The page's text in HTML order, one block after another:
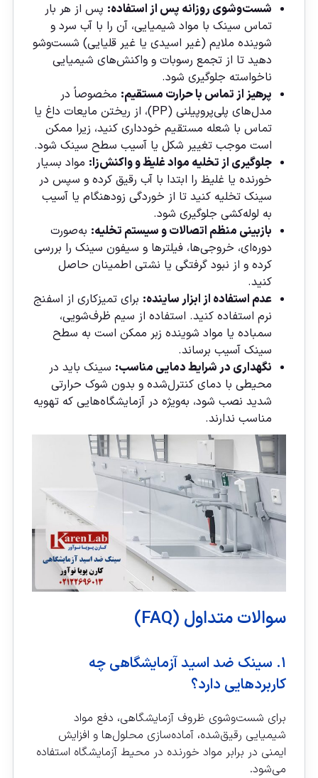
شست‌وشوی روزانه پس از استفاده: پس از هر بار
تماس سینک با مواد شیمیایی، آن را با آب سرد و
شوینده ملایم (غیر اسیدی یا غیر قلیایی) شست‌وشو
دهید تا از تجمع رسوبات و واکنش‌های شیمیایی
ناخواسته جلوگیری شود.
پرهیز از تماس با حرارت مستقیم: مخصوصاً در
مدل‌های پلی‌پروپیلنی (PP)، از ریختن مایعات داغ یا
تماس با شعله مستقیم خودداری کنید، زیرا ممکن
است موجب تغییر شکل یا آسیب سطح سینک شود.
جلوگیری از تخلیه مواد غلیظ و واکنش‌زا: مواد بسیار
خورنده یا غلیظ را ابتدا با آب رقیق کرده و سپس در
سینک تخلیه کنید تا از خوردگی زودهنگام یا آسیب
به لوله‌کشی جلوگیری شود.
بازبینی منظم اتصالات و سیستم تخلیه: به‌صورت
دوره‌ای، خروجی‌ها، فیلترها و سیفون سینک را بررسی
کرده و از نبود گرفتگی یا نشتی اطمینان حاصل
کنید.
عدم استفاده از ابزار ساینده: برای تمیزکاری از اسفنج
نرم استفاده کنید. استفاده از سیم ظرف‌شویی،
سمباده یا مواد شوینده زبر ممکن است به سطح
سینک آسیب برساند.
نگهداری در شرایط دمایی مناسب: سینک باید در
محیطی با دمای کنترل‌شده و بدون شوک حرارتی
شدید نصب شود، به‌ویژه در آزمایشگاه‌هایی که تهویه
مناسب ندارند.
سوالات متداول (FAQ)
۱. سینک ضد اسید آزمایشگاهی چه
کاربردهایی دارد؟
برای شست‌وشوی ظروف آزمایشگاهی، دفع مواد
شیمیایی رقیق‌شده، آماده‌سازی محلول‌ها و افزایش
ایمنی در برابر مواد خورنده در محیط آزمایشگاه استفاده
می‌شود.